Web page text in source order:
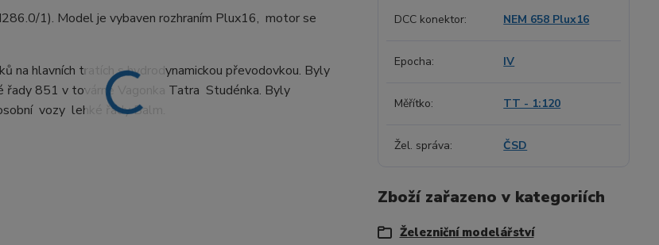
1). Model je vybaven rozhraním Plux16, motor se
na hlavních tratích s hydrodynamickou převodovkou. Byly
851 v továrně Vagonka Tatra Studénka. Byly
vozy lehké řady Balm.
DCC konektor NEM 658 Plux16
Epocha IV
Měřítko TT - 1:120
Žel. správa ČSD
Zboží zařazeno v kategoriích
Železniční modelářství